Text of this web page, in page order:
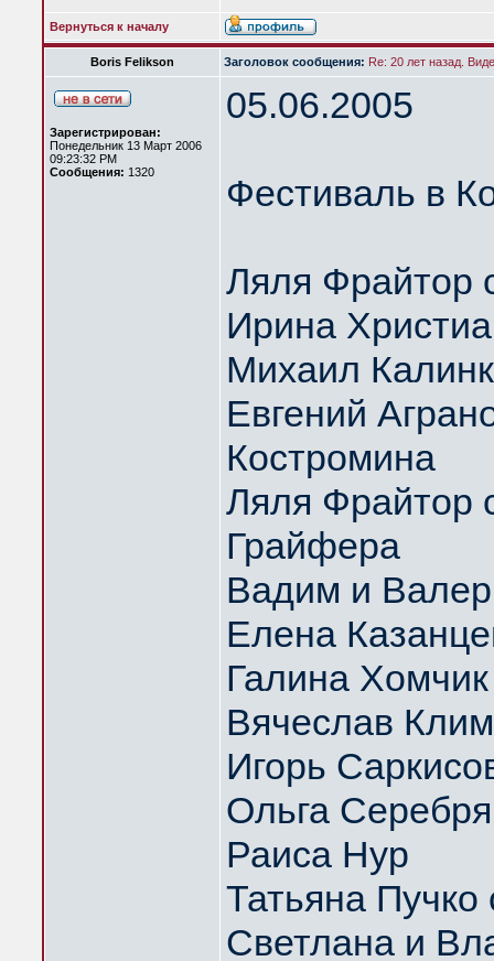
Вернуться к началу
Boris Felikson Заголовок сообщения: Re: 20 лет назад.
Зарегистрирован:
Понедельник 13 Март 2006
09:23:32 PM
Сообщения: 1320
05.06.2005
Фестиваль в
Ляля Фрайтор
Ирина
Михаил
Евгений
Костромина
Ляля Фрайтор
Грайфера
Вадим и
Елена
Галина Хомчик
Вячеслав
Игорь
Ольга
Раиса Нур
Татьяна Пучко
Светлана и